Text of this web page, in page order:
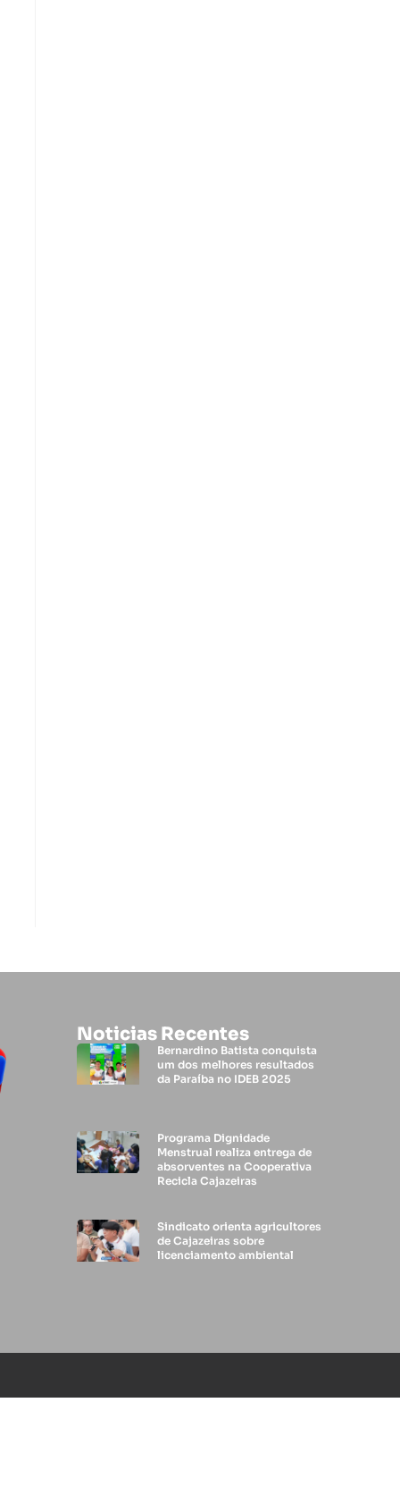
Noticias Recentes
Bernardino Batista conquista
um dos melhores resultados
da Paraíba no IDEB 2025
Programa Dignidade
Menstrual realiza entrega de
absorventes na Cooperativa
Recicla Cajazeiras
Sindicato orienta agricultores
de Cajazeiras sobre
licenciamento ambiental